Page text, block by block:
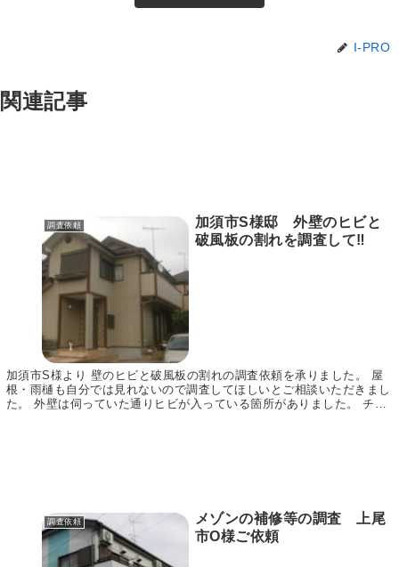
I-PRO
関連記事
調査依頼
加須市S様邸 外壁のヒビと
破風板の割れを調査して‼
加須市S様より 壁のヒビと破風板の割れの調査依頼を承りました。 屋
根・雨樋も自分では見れないので調査してほしいとご相談いただきまし
た。 外壁は伺っていた通りヒビが入っている箇所がありました。 チョ
調査依頼
メゾンの補修等の調査 上尾
市O様ご依頼